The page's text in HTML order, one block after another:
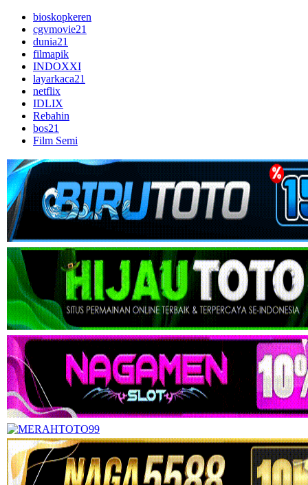
bioskopkeren
cgvmovie21
dunia21
filmapik
INDOXXI
layarkaca21
netflix
IDLIX
Rebahin
bos21
Film Semi